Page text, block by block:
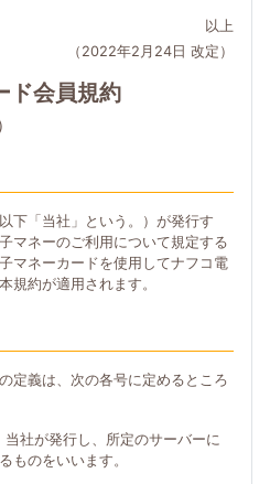
以上
（2022年2月24日 改定）
ド会員規約
下「当社」という。）が発行す
マネーのご利用について規定する
マネーカードを使用してナフコ電
規約が適用されます。
定義は、次の各号に定めるところ
当社が発行し、所定のサーバーに
ものをいいます。